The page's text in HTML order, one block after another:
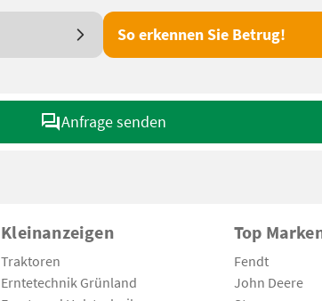
So erkennen Sie Betrug!
Anfrage senden
Kleinanzeigen
Traktoren
Erntetechnik Grünland
Top
Fendt
John Deere